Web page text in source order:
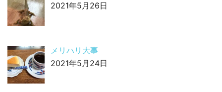
2021年5月26日
メリハリ大事
2021年5月24日